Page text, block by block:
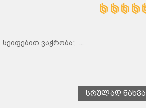
სეიფებით ვაჭრობა;
Სრულად Ნახვა